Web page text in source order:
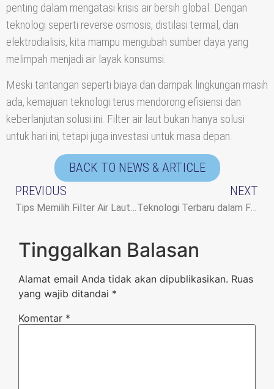
penting dalam mengatasi krisis air bersih global. Dengan
teknologi seperti reverse osmosis, distilasi termal, dan
elektrodialisis, kita mampu mengubah sumber daya yang
melimpah menjadi air layak konsumsi.
Meski tantangan seperti biaya dan dampak lingkungan masih
ada, kemajuan teknologi terus mendorong efisiensi dan
keberlanjutan solusi ini. Filter air laut bukan hanya solusi
untuk hari ini, tetapi juga investasi untuk masa depan.
BACK TO NEWS & ARTICLE
PREVIOUS
Tips Memilih Filter Air Laut untuk Rumah dan Industri
NEXT
Teknologi Terbaru dalam Filter Air Laut untuk Industri
Tinggalkan Balasan
Alamat email Anda tidak akan dipublikasikan. Ruas
yang wajib ditandai *
Komentar *